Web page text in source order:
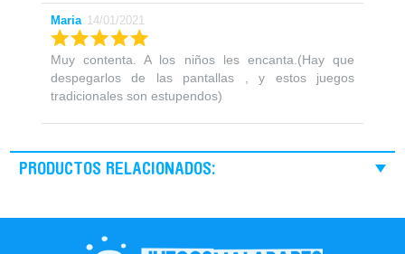
Maria 14/01/2021
Muy contenta. A los niños les encanta.(Hay que
despegarlos de las pantallas , y estos juegos
tradicionales son estupendos)
PRODUCTOS RELACIONADOS: